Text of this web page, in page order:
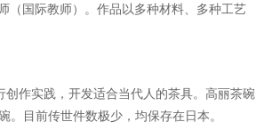
（国际教师）。作品以多种材料、多种工艺
作实践，开发适合当代人的茶具。高丽茶碗
目前传世件数极少，均保存在日本。